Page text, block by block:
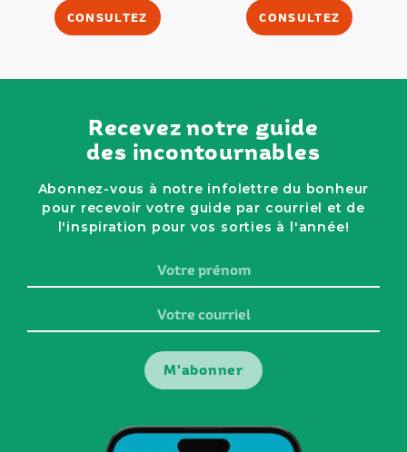
CONSULTEZ CONSULTEZ
Recevez notre guide
des incontournables
Abonnez-vous à notre infolettre du bonheur
pour recevoir votre guide par courriel et de
l'inspiration pour vos sorties à l'année!
prénom
courriel